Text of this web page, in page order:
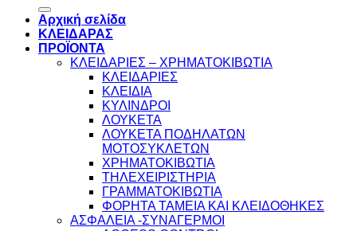
Αρχική σελίδα
ΚΛΕΙΔΑΡΑΣ
ΠΡΟΪΟΝΤΑ
ΚΛΕΙΔΑΡΙΕΣ – ΧΡΗΜΑΤΟΚΙΒΩΤΙΑ
ΚΛΕΙΔΑΡΙΕΣ
ΚΛΕΙΔΙΑ
ΚΥΛΙΝΔΡΟΙ
ΛΟΥΚΕΤΑ
ΛΟΥΚΕΤΑ ΠΟΔΗΛΑΤΩΝ
ΜΟΤΟΣΥΚΛΕΤΩΝ
ΧΡΗΜΑΤΟΚΙΒΩΤΙΑ
ΤΗΛΕΧΕΙΡΙΣΤΗΡΙΑ
ΓΡΑΜΜΑΤΟΚΙΒΩΤΙΑ
ΦΟΡΗΤΑ ΤΑΜΕΙΑ ΚΑΙ ΚΛΕΙΔΟΘΗΚΕΣ
ΑΣΦΑΛΕΙΑ -ΣΥΝΑΓΕΡΜΟΙ